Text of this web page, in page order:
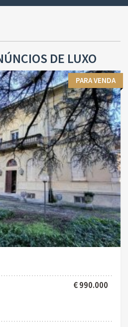
DE LUXO
PARA VENDA
€ 990.000